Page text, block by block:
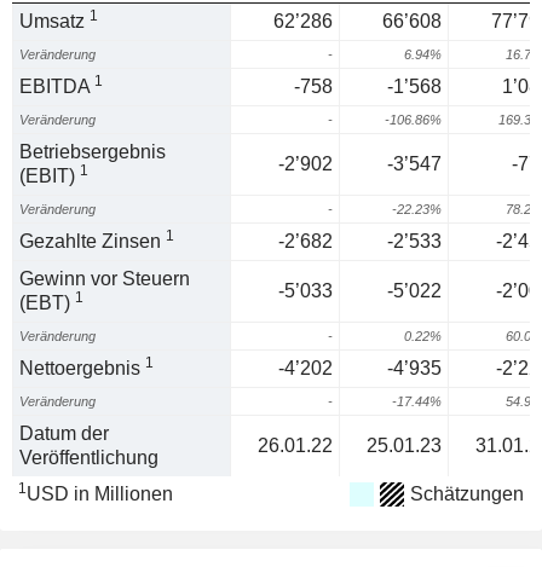
Umsatz 1 62’286 66’608
Veränderung - 6.94%
EBITDA 1 -758 -1’568
Veränderung - -106.86%
Betriebsergebnis
(EBIT) 1 -2’902 -3’547 -
Veränderung - -22.23%
Gezahlte Zinsen 1 -2’682 -2’533
-
Gewinn vor Steuern
(EBT) 1 -5’033 -5’022 -
Veränderung - 0.22%
Nettoergebnis 1 -4’202 -4’935 -
Veränderung - -17.44%
Datum der
Veröffentlichung
26.01.22 25.01.23
1USD in Millionen Schätzungen